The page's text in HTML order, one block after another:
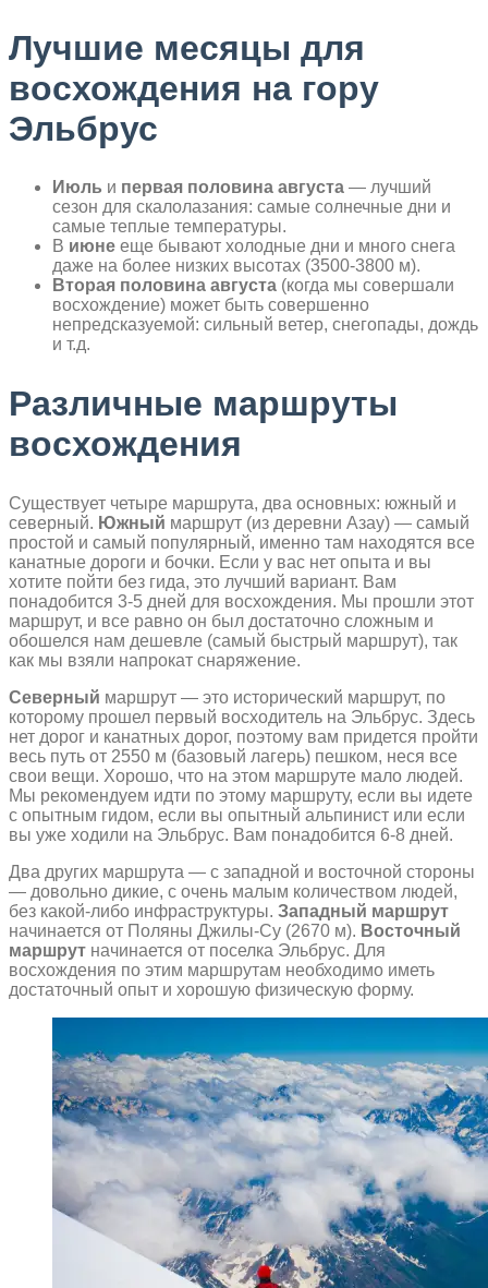
Лучшие месяцы для
восхождения на гору
Эльбрус
Июль и первая половина августа — лучший
сезон для скалолазания: самые солнечные дни и
самые теплые температуры.
В июне еще бывают холодные дни и много снега
даже на более низких высотах (3500-3800 м).
Вторая половина августа (когда мы совершали
восхождение) может быть совершенно
непредсказуемой: сильный ветер, снегопады, дождь
и т.д.
Различные маршруты
восхождения
Существует четыре маршрута, два основных: южный и
северный. Южный маршрут (из деревни Азау) — самый
простой и самый популярный, именно там находятся все
канатные дороги и бочки. Если у вас нет опыта и вы
хотите пойти без гида, это лучший вариант. Вам
понадобится 3-5 дней для восхождения. Мы прошли этот
маршрут, и все равно он был достаточно сложным и
обошелся нам дешевле (самый быстрый маршрут), так
как мы взяли напрокат снаряжение.
Северный маршрут — это исторический маршрут, по
которому прошел первый восходитель на Эльбрус. Здесь
нет дорог и канатных дорог, поэтому вам придется пройти
весь путь от 2550 м (базовый лагерь) пешком, неся все
свои вещи. Хорошо, что на этом маршруте мало людей.
Мы рекомендуем идти по этому маршруту, если вы идете
с опытным гидом, если вы опытный альпинист или если
вы уже ходили на Эльбрус. Вам понадобится 6-8 дней.
Два других маршрута — с западной и восточной стороны
— довольно дикие, с очень малым количеством людей,
без какой-либо инфраструктуры. Западный маршрут
начинается от Поляны Джилы-Су (2670 м). Восточный
маршрут начинается от поселка Эльбрус. Для
восхождения по этим маршрутам необходимо иметь
достаточный опыт и хорошую физическую форму.